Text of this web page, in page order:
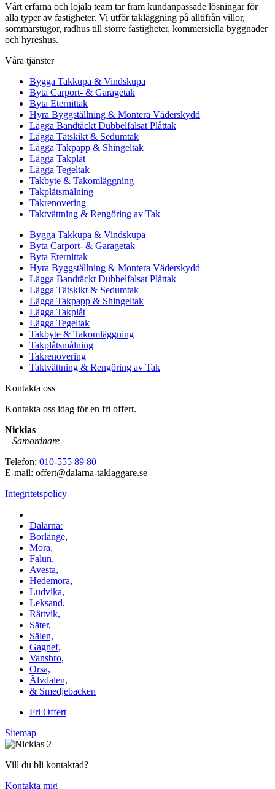
Vårt erfarna och lojala team tar fram kundanpassade lösningar för
alla typer av fastigheter. Vi utför takläggning på alltifrån villor,
sommarstugor, radhus till större fastigheter, kommersiella byggnader
och hyreshus.
Våra tjänster
Bygga Takkupa & Vindskupa
Byta Carport- & Garagetak
Byta Eternittak
Hyra Byggställning & Montera Väderskydd
Lägga Bandtäckt Dubbelfalsat Plåttak
Lägga Tätskikt & Sedumtak
Lägga Takpapp & Shingeltak
Lägga Takplåt
Lägga Tegeltak
Takbyte & Takomläggning
Takplåtsmålning
Takrenovering
Taktvättning & Rengöring av Tak
Bygga Takkupa & Vindskupa
Byta Carport- & Garagetak
Byta Eternittak
Hyra Byggställning & Montera Väderskydd
Lägga Bandtäckt Dubbelfalsat Plåttak
Lägga Tätskikt & Sedumtak
Lägga Takpapp & Shingeltak
Lägga Takplåt
Lägga Tegeltak
Takbyte & Takomläggning
Takplåtsmålning
Takrenovering
Taktvättning & Rengöring av Tak
Kontakta oss
Kontakta oss idag för en fri offert.
Nicklas
– Samordnare
Telefon: 010-555 89 80
E-mail: offert@dalarna-taklaggare.se
Integritetspolicy
Dalarna:
Borlänge,
Mora,
Falun,
Avesta,
Hedemora,
Ludvika,
Leksand,
Rättvik,
Säter,
Sälen,
Gagnef,
Vansbro,
Orsa,
Älvdalen,
& Smedjebacken
Fri Offert
Sitemap
Vill du bli kontaktad?
Kontakta mig